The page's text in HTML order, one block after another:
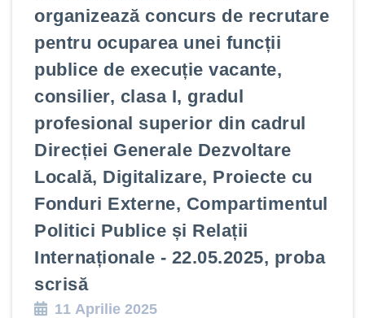
organizează concurs de recrutare
pentru ocuparea unei funcții
publice de execuție vacante,
consilier, clasa I, gradul
profesional superior din cadrul
Direcției Generale Dezvoltare
Locală, Digitalizare, Proiecte cu
Fonduri Externe, Compartimentul
Politici Publice și Relații
Internaționale - 22.05.2025, proba
scrisă
11 Aprilie 2025